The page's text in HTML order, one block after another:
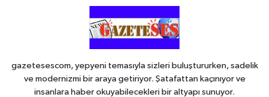
gazetesescom, yepyeni temasıyla sizleri buluştururken, sadelik
ve modernizmi bir araya getiriyor. Şatafattan kaçınıyor ve
insanlara haber okuyabilecekleri bir altyapı sunuyor.